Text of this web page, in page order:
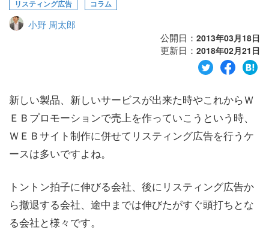
広告代理店・HP制作会社様へ
リスティング広告 コラム
小野 周太郎
公開日： 2013年03月18日
更新日： 2018年02月21日
新しい製品、新しいサービスが出来た時やこれからＷ
ＥＢプロモーションで売上を作っていこうという時、
ＷＥＢサイト制作に併せてリスティング広告を行うケ
ースは多いですよね。
トントン拍子に伸びる会社、後にリスティング広告か
ら撤退する会社、途中までは伸びたがすぐ頭打ちとな
る会社と様々です。